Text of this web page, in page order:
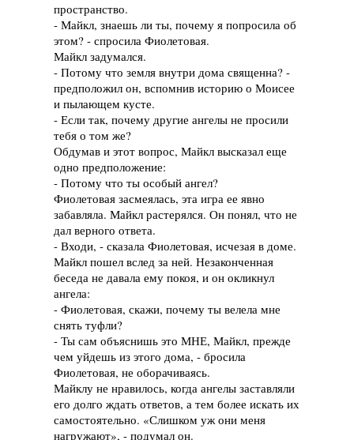
пространство.
- Майкл, знаешь ли ты, почему я попросила об
этом? - спросила Фиолетовая.
Майкл задумался.
- Потому что земля внутри дома священна? -
предположил он, вспомнив историю о Моисее
и пылающем кусте.
- Если так, почему другие ангелы не просили
тебя о том же?
Обдумав и этот вопрос, Майкл высказал еще
одно предположение:
- Потому что ты особый ангел?
Фиолетовая засмеялась, эта игра ее явно
забавляла. Майкл растерялся. Он понял, что не
дал верного ответа.
- Входи, - сказала Фиолетовая, исчезая в доме.
Майкл пошел вслед за ней. Незаконченная
беседа не давала ему покоя, и он окликнул
ангела:
- Фиолетовая, скажи, почему ты велела мне
снять туфли?
- Ты сам объяснишь это МНЕ, Майкл, прежде
чем уйдешь из этого дома, - бросила
Фиолетовая, не оборачиваясь.
Майклу не нравилось, когда ангелы заставляли
его долго ждать ответов, а тем более искать их
самостоятельно. «Слишком уж они меня
нагружают», - подумал он.